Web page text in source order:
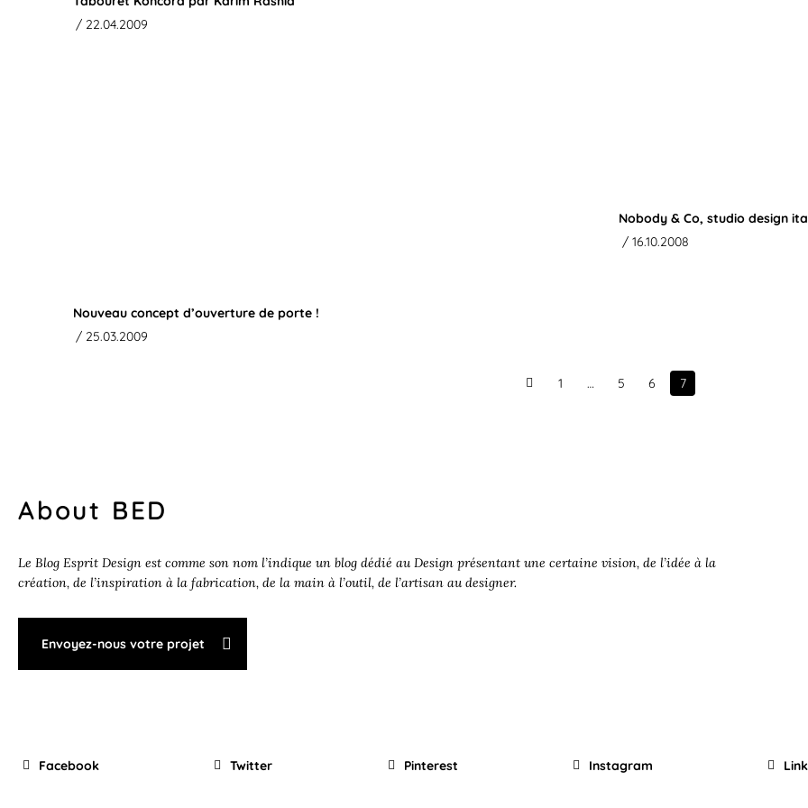
/ 22.04.2009
Nouveau concept d’ouverture de porte !
/ 25.03.2009
Nobody & Co, studio design
/ 16.10.2008
Prev 1 … 5 6 7
About BED
Le Blog Esprit Design est comme son nom l’indique un blog dédié au Design présentant une certaine vision, de l’idée à la
création, de l’inspiration à la fabrication, de la main à l’outil, de l’artisan au designer.
Envoyez-nous votre projet
Facebook Twitter Pinterest Instagram